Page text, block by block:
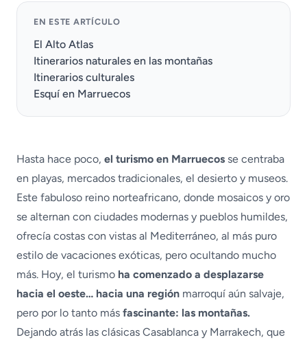
EN ESTE ARTÍCULO
El Alto Atlas
Itinerarios naturales en las montañas
Itinerarios culturales
Esquí en Marruecos
Hasta hace poco, el turismo en Marruecos se centraba
en playas, mercados tradicionales, el desierto y museos.
Este fabuloso reino norteafricano, donde mosaicos y oro
se alternan con ciudades modernas y pueblos humildes,
ofrecía costas con vistas al Mediterráneo, al más puro
estilo de vacaciones exóticas, pero ocultando mucho
más. Hoy, el turismo ha comenzado a desplazarse
hacia el oeste… hacia una región marroquí aún salvaje,
pero por lo tanto más fascinante: las montañas.
Dejando atrás las clásicas Casablanca y Marrakech, que